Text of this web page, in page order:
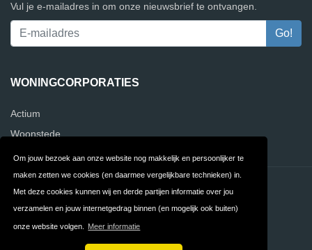
Om jouw bezoek aan onze website nog makkelijk en persoonlijker te
maken zetten we cookies (en daarmee vergelijkbare technieken) in.
Met deze cookies kunnen wij en derde partijen informatie over jou
verzamelen en jouw internetgedrag binnen (en mogelijk ook buiten)
onze website volgen. Meer informatie
Vul je e-mailadres in om onze nieuwsbrief te ontvangen.
WONINGCORPORATIES
Actium
Woonstede
Contact Privacy
Algemene FAQ